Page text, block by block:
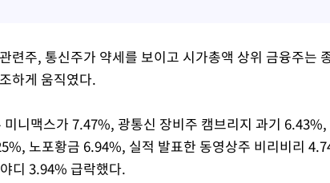
련주, 통신주가 약세를 보이고 시가총액 상위 금융주는
하게 움직였다.
니맥스가 7.47%, 광통신 장비주 캠브리지 과기
노포황금 6.94%, 실적 발표한 동영상주 비리비리
디 3.94% 급락했다.